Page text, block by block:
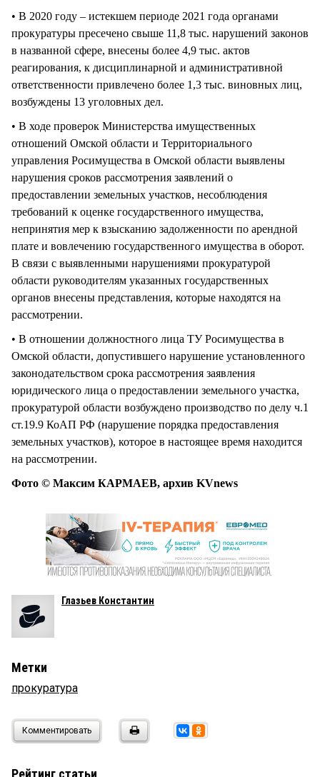
• В 2020 году – истекшем периоде 2021 года органами
прокуратуры пресечено свыше 11,8 тыс. нарушений законов
в названной сфере, внесены более 4,9 тыс. актов
реагирования, к дисциплинарной и административной
ответственности привлечено более 1,3 тыс. виновных лиц,
возбуждены 13 уголовных дел.
• В ходе проверок Министерства имущественных
отношений Омской области и Территориального
управления Росимущества в Омской области выявлены
нарушения сроков рассмотрения заявлений о
предоставлении земельных участков, несоблюдения
требований к оценке государственного имущества,
непринятия мер к взысканию задолженности по арендной
плате и вовлечению государственного имущества в оборот.
В связи с выявленными нарушениями прокуратурой
области руководителям указанных государственных
органов внесены представления, которые находятся на
рассмотрении.
• В отношении должностного лица ТУ Росимущества в
Омской области, допустившего нарушение установленного
законодательством срока рассмотрения заявления
юридического лица о предоставлении земельного участка,
прокуратурой области возбуждено производство по делу ч.1
ст.19.9 КоАП РФ (нарушение порядка предоставления
земельных участков), которое в настоящее время находится
на рассмотрении.
Фото © Максим КАРМАЕВ, архив KVnews
Глазьев Константин
Метки
прокуратура
Комментировать
Рейтинг статьи